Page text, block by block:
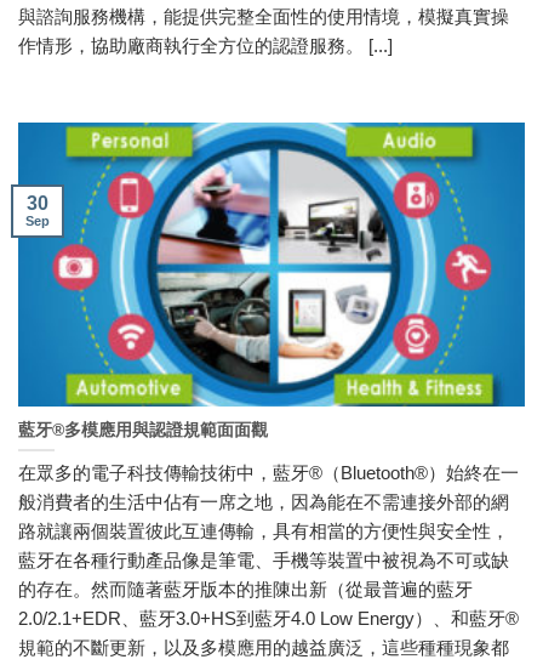
與諮詢服務機構，能提供完整全面性的使用情境，模擬真實操
作情形，協助廠商執行全方位的認證服務。 [...]
藍牙®多模應用與認證規範面面觀
在眾多的電子科技傳輸技術中，藍牙®（Bluetooth®）始終在一
般消費者的生活中佔有一席之地，因為能在不需連接外部的網
路就讓兩個裝置彼此互連傳輸，具有相當的方便性與安全性，
藍牙在各種行動產品像是筆電、手機等裝置中被視為不可或缺
的存在。然而隨著藍牙版本的推陳出新（從最普遍的藍牙
2.0/2.1+EDR、藍牙3.0+HS到藍牙4.0 Low Energy）、和藍牙®
規範的不斷更新，以及多模應用的越益廣泛，這些種種現象都
30
Sep